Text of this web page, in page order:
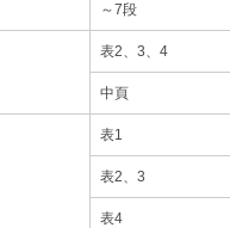
～7段
表2、3、4
中頁
表1
表2、3
表4